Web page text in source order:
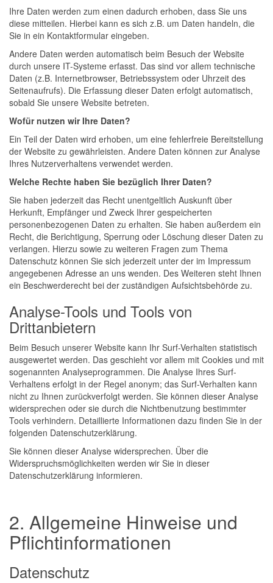
Ihre Daten werden zum einen dadurch erhoben, dass Sie uns
diese mitteilen. Hierbei kann es sich z.B. um Daten handeln, die
Sie in ein Kontaktformular eingeben.
Andere Daten werden automatisch beim Besuch der Website
durch unsere IT-Systeme erfasst. Das sind vor allem technische
Daten (z.B. Internetbrowser, Betriebssystem oder Uhrzeit des
Seitenaufrufs). Die Erfassung dieser Daten erfolgt automatisch,
sobald Sie unsere Website betreten.
Wofür nutzen wir Ihre Daten?
Ein Teil der Daten wird erhoben, um eine fehlerfreie Bereitstellung
der Website zu gewährleisten. Andere Daten können zur Analyse
Ihres Nutzerverhaltens verwendet werden.
Welche Rechte haben Sie bezüglich Ihrer Daten?
Sie haben jederzeit das Recht unentgeltlich Auskunft über
Herkunft, Empfänger und Zweck Ihrer gespeicherten
personenbezogenen Daten zu erhalten. Sie haben außerdem ein
Recht, die Berichtigung, Sperrung oder Löschung dieser Daten zu
verlangen. Hierzu sowie zu weiteren Fragen zum Thema
Datenschutz können Sie sich jederzeit unter der im Impressum
angegebenen Adresse an uns wenden. Des Weiteren steht Ihnen
ein Beschwerderecht bei der zuständigen Aufsichtsbehörde zu.
Analyse-Tools und Tools von
Drittanbietern
Beim Besuch unserer Website kann Ihr Surf-Verhalten statistisch
ausgewertet werden. Das geschieht vor allem mit Cookies und mit
sogenannten Analyseprogrammen. Die Analyse Ihres Surf-
Verhaltens erfolgt in der Regel anonym; das Surf-Verhalten kann
nicht zu Ihnen zurückverfolgt werden. Sie können dieser Analyse
widersprechen oder sie durch die Nichtbenutzung bestimmter
Tools verhindern. Detaillierte Informationen dazu finden Sie in der
folgenden Datenschutzerklärung.
Sie können dieser Analyse widersprechen. Über die
Widerspruchsmöglichkeiten werden wir Sie in dieser
Datenschutzerklärung informieren.
2. Allgemeine Hinweise und
Pflichtinformationen
Datenschutz